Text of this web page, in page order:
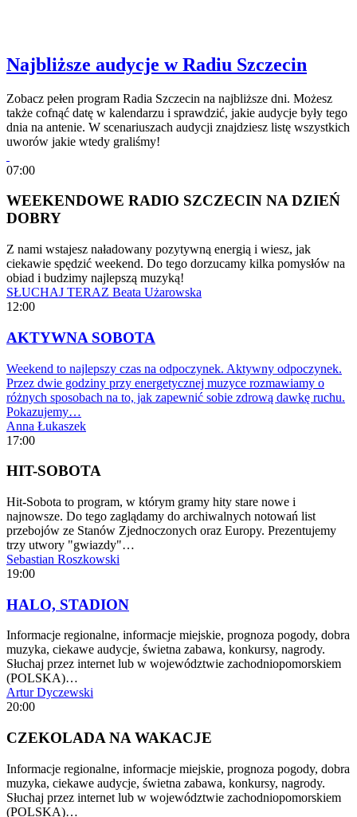
Najbliższe audycje w Radiu Szczecin
Zobacz pełen program Radia Szczecin na najbliższe dni. Możesz
także cofnąć datę w kalendarzu i sprawdzić, jakie audycje były tego
dnia na antenie. W scenariuszach audycji znajdziesz listę wszystkich
uworów jakie wtedy graliśmy!
07:00
WEEKENDOWE RADIO SZCZECIN NA DZIEŃ
DOBRY
Z nami wstajesz naładowany pozytywną energią i wiesz, jak
ciekawie spędzić weekend. Do tego dorzucamy kilka pomysłów na
obiad i budzimy najlepszą muzyką!
SŁUCHAJ TERAZ Beata Użarowska
12:00
AKTYWNA SOBOTA
Weekend to najlepszy czas na odpoczynek. Aktywny odpoczynek.
Przez dwie godziny przy energetycznej muzyce rozmawiamy o
różnych sposobach na to, jak zapewnić sobie zdrową dawkę ruchu.
Pokazujemy…
Anna Łukaszek
17:00
HIT-SOBOTA
Hit-Sobota to program, w którym gramy hity stare nowe i
najnowsze. Do tego zaglądamy do archiwalnych notowań list
przebojów ze Stanów Zjednoczonych oraz Europy. Prezentujemy
trzy utwory "gwiazdy"…
Sebastian Roszkowski
19:00
HALO, STADION
Informacje regionalne, informacje miejskie, prognoza pogody, dobra
muzyka, ciekawe audycje, świetna zabawa, konkursy, nagrody.
Słuchaj przez internet lub w województwie zachodniopomorskiem
(POLSKA)…
Artur Dyczewski
20:00
CZEKOLADA NA WAKACJE
Informacje regionalne, informacje miejskie, prognoza pogody, dobra
muzyka, ciekawe audycje, świetna zabawa, konkursy, nagrody.
Słuchaj przez internet lub w województwie zachodniopomorskiem
(POLSKA)…